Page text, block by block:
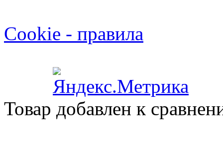
Cookie - правила
Товар добавлен к